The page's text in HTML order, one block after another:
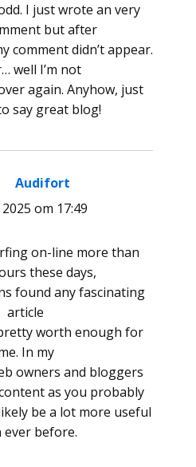
I just wrote an very
but after
comment didn’t appear.
well I’m not
again. Anyhow, just
say great blog!
Audifort
om 17:49
on-line more than
these days,
found any fascinating
article
worth enough for
In my
owners and bloggers
as you probably
be a lot more useful
ever before.